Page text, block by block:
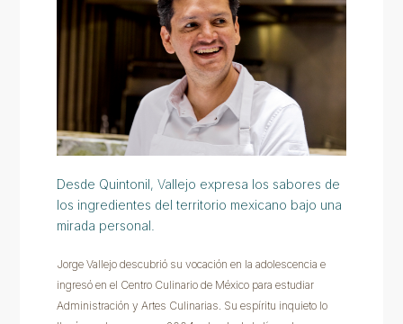
Desde Quintonil, Vallejo expresa los sabores de
los ingredientes del territorio mexicano bajo una
mirada personal.
Jorge Vallejo descubrió su vocación en la adolescencia e
ingresó en el Centro Culinario de México para estudiar
Administración y Artes Culinarias. Su espíritu inquieto lo